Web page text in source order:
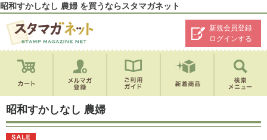
昭和すかしなし 農婦 を買うならスタマガネット
新規会員登録
ログインする
昭和すかしなし 農婦